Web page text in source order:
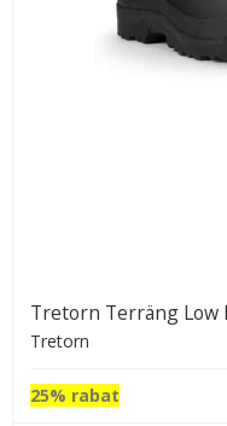
Tretorn Terräng Low
Tretorn
25% rabat